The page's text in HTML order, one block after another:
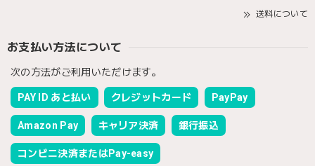
送料について
お支払い方法について
次の方法がご利用いただけます。
PAY ID あと払い クレジットカード PayPay
Amazon Pay キャリア決済 銀行振込
コンビニ決済またはPay-easy